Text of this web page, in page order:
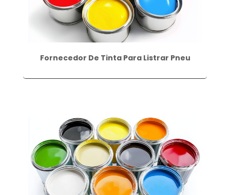
Fornecedor De Tinta Para Listrar Pneu